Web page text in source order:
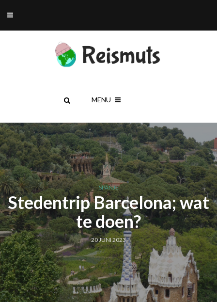
MENU
SPANJE
Stedentrip Barcelona; wat
te doen?
20 JUNI 2023